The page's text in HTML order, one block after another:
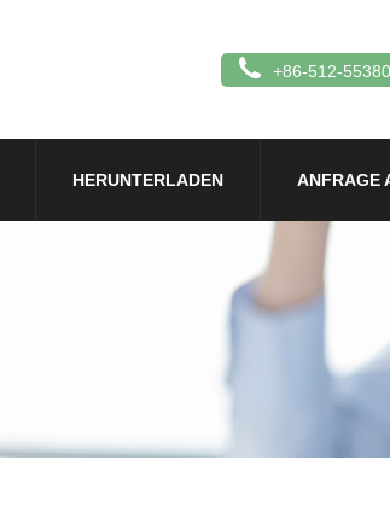
+86-512-
HERUNTERLADEN ANFRAGE